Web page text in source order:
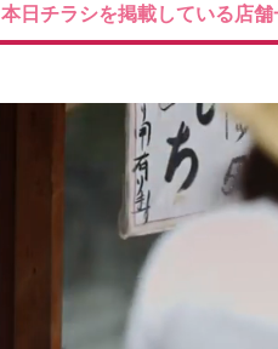
本日チラシを掲載している店舗